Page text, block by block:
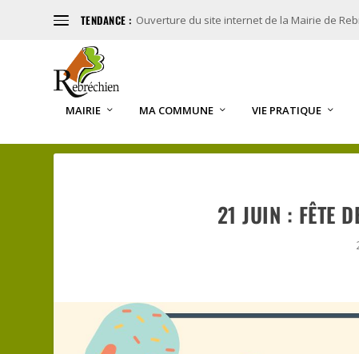
TENDANCE : Ouverture du site internet de la Mairie de
MAIRIE MA COMMUNE VIE PRATIQUE
21 JUIN : FÊTE